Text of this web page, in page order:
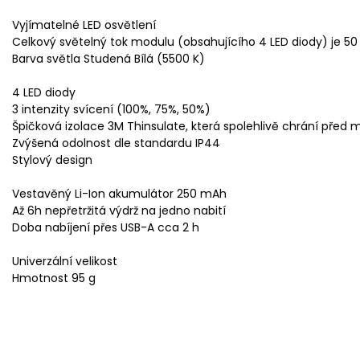
Vyjímatelné LED osvětlení
Celkový světelný tok modulu (obsahujícího 4 LED diody) je
Barva světla Studená Bílá (5500 K)
4 LED diody
3 intenzity svícení (100%, 75%, 50%)
Špičková izolace 3M Thinsulate, která spolehlivě chrání před
Zvýšená odolnost dle standardu IP44
Stylový design
Vestavěný Li-Ion akumulátor 250 mAh
Až 6h nepřetržitá výdrž na jedno nabití
Doba nabíjení přes USB-A cca 2 h
Univerzální velikost
Hmotnost 95 g